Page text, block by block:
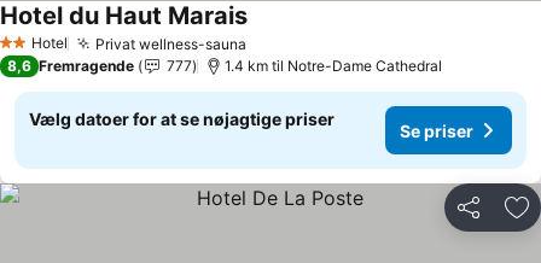
2 Stjerner
Hotel Privat wellness-sauna
Hotel du Haut MaraisSe priser
8,6 Fremragende 777 1.4 km til Notre-Dame Cathedral
Vælg datoer for at se nøjagtige priser
Se priser
Del